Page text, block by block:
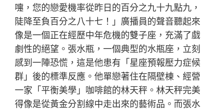
嚏，您的戀愛機率從昨日的百分之九十九點九，
陡降至負百分之八十七！」廣播員的聲音聽起來
像是一個正在經歷中年危機的雙子座，充滿了戲
劇性的絕望。張水瓶，一個典型的水瓶座，立刻
感到一陣恐慌，這是他患有「星座預報壓力症候
群」後的標準反應。他單戀著住在隔壁棟、經營
一家「平衡美學」咖啡館的林天秤。林天秤完美
得像是從黃金分割線中走出來的藝術品。而張水